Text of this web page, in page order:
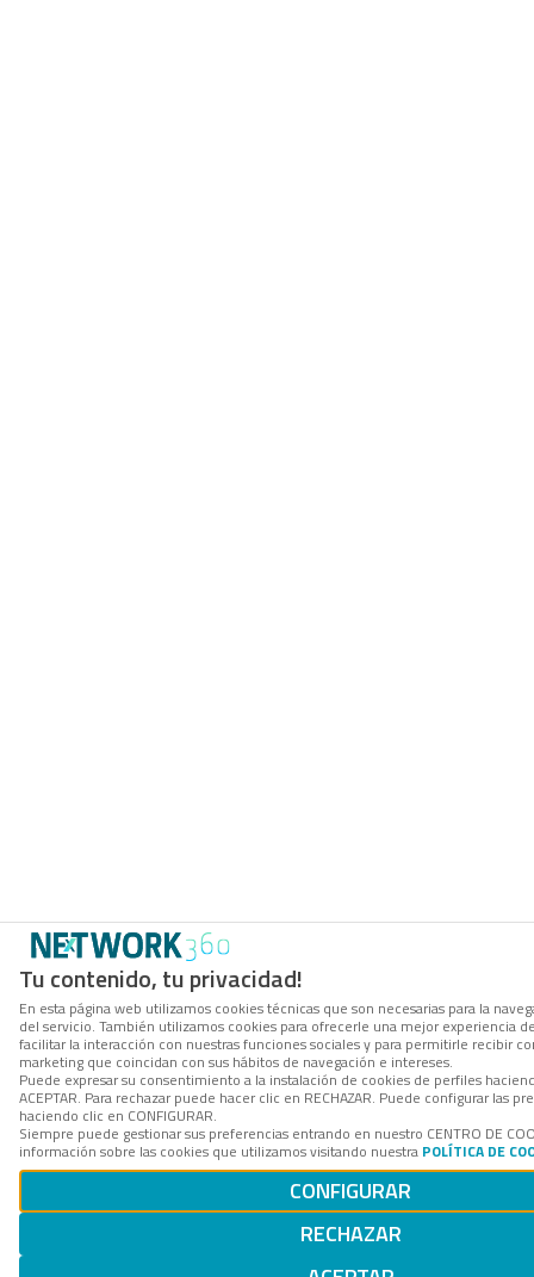
Tu contenido, tu privacidad!
En esta página web utilizamos cookies técnicas que son necesarias para la
del servicio. También utilizamos cookies para ofrecerle una mejor experiencia
facilitar la interacción con nuestras funciones sociales y para permitirle recibir
marketing que coincidan con sus hábitos de navegación e intereses.
Puede expresar su consentimiento a la instalación de cookies de perfiles
ACEPTAR. Para rechazar puede hacer clic en RECHAZAR. Puede configurar las
haciendo clic en CONFIGURAR.
Siempre puede gestionar sus preferencias entrando en nuestro CENTRO DE
información sobre las cookies que utilizamos visitando nuestra POLÍTICA DE
CONFIGURAR
RECHAZAR